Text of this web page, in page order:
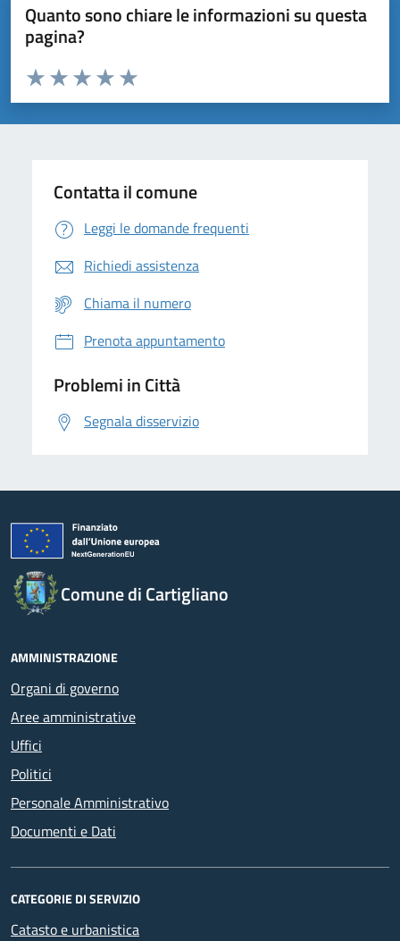
Quanto sono chiare le informazioni su questa
pagina?
Domanda
Valuta da 1 a 5 stelle la pagina
Valuta 5 stelle su 5
Valuta 4 stelle su 5
Valuta 3 stelle su 5
Valuta 2 stelle su 5
Valuta 1 stelle su 5
Contatta il comune
Leggi le domande frequenti
Richiedi assistenza
Chiama il numero
Prenota appuntamento
Problemi in Città
Segnala disservizio
Comune di Cartigliano
AMMINISTRAZIONE
Organi di governo
Aree amministrative
Uffici
Politici
Personale Amministrativo
Documenti e Dati
CATEGORIE DI SERVIZIO
Catasto e urbanistica